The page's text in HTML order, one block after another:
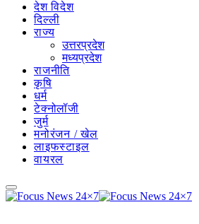
देश विदेश
दिल्ली
राज्य
उत्तरप्रदेश
मध्यप्रदेश
राजनीति
कृषि
धर्म
टेक्नोलॉजी
जुर्म
मनोरंजन / खेल
लाइफस्टाइल
वायरल